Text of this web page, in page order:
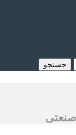
جستجو